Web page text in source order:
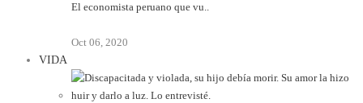
El economista peruano que vu..
Oct 06, 2020
VIDA